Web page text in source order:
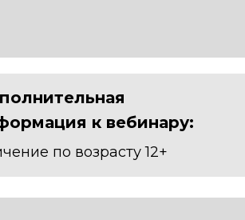
к вебинару:
по возрасту 12+